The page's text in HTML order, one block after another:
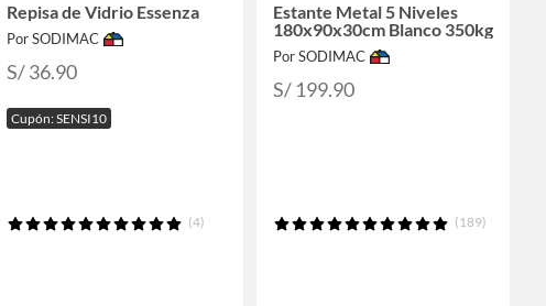
Repisa de Vidrio Essenza
Por SODIMAC
S/ 36.90
Cupón: SENSI10
(4)
Estante Metal 5 Niveles
180x90x30cm Blanco 350kg
Por SODIMAC
S/ 199.90
(189)